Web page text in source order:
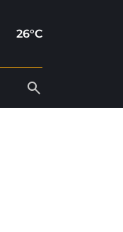
26°C